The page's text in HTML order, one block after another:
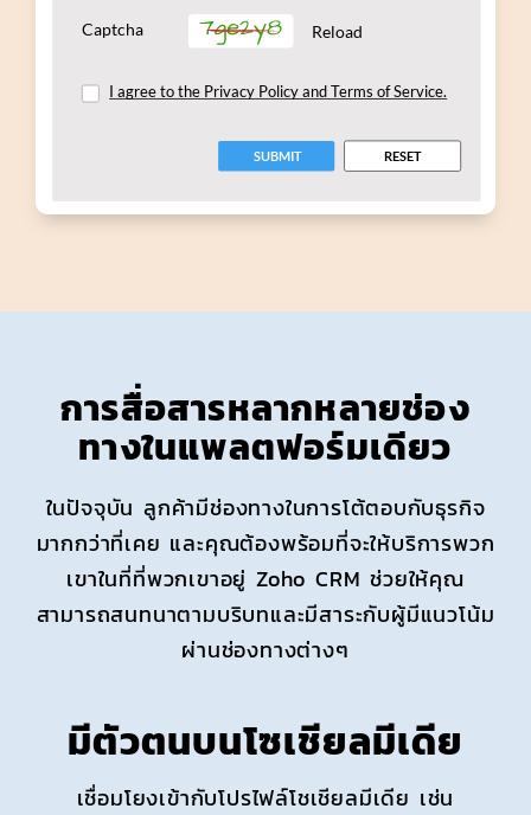
การสื่อสารหลากหลายช่อง
ทางในแพลตฟอร์มเดียว
ในปัจจุบัน ลูกค้ามีช่องทางในการโต้ตอบกับธุรกิจ
มากกว่าที่เคย และคุณต้องพร้อมที่จะให้บริการพวก
เขาในที่ที่พวกเขาอยู่ Zoho CRM ช่วยให้คุณ
สามารถสนทนาตามบริบทและมีสาระกับผู้มีแนวโน้ม
ผ่านช่องทางต่างๆ
มีตัวตนบนโซเชียลมีเดีย
เชื่อมโยงเข้ากับโปรไฟล์โชเชียลมีเดีย เช่น